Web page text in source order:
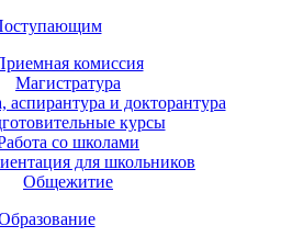
комиссия
Магистратура
аспирантура и докторантура
курсы
со школами
для школьников
Общежитие